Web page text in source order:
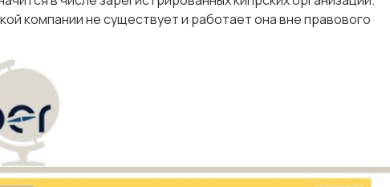
компании не существует и работает она вне правового